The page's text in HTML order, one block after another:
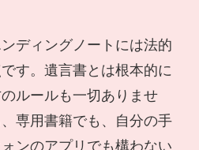
ディングノートには法的
す。遺言書とは根本的に
ルールも一切ありませ
専用書籍でも、自分の手
ンのアプリでも構わない